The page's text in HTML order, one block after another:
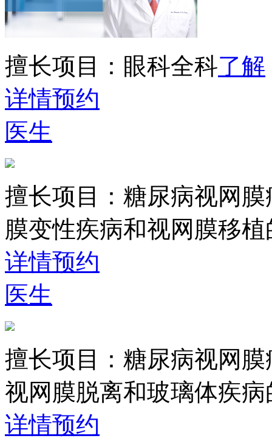
擅长项目： 眼科全科了解
详情预约
医生
擅长项目： 糖尿病视网
膜变性疾病和视网膜移
详情预约
医生
擅长项目： 糖尿病视网
视网膜脱离和玻璃体疾
详情预约